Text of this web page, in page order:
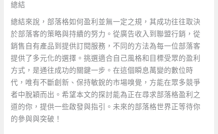
總結
總結來說，部落格如何盈利並無一定之規，其成功往往取決
於部落客的策略與持續的努力。從廣告收入到聯盟行銷，從
銷售自有產品到提供訂閱服務，不同的方法為每一位部落客
提供了多元化的選擇。挑選適合自己風格和目標受眾的盈利
方式，是通往成功的關鍵一步。在這個瞬息萬變的數位時
代，唯有不斷創新、保持敏銳的市場嗅覺，方能在眾多競爭
者中脫穎而出。希望本文的探討能為正在尋求部落格盈利之
道的你，提供一些啟發與指引。未來的部落格世界正等待你
的參與與突破！